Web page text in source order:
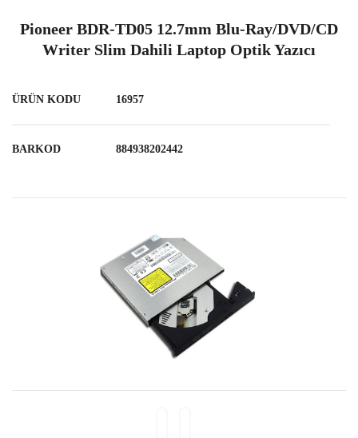
Pioneer BDR-TD05 12.7mm Blu-Ray/DVD/CD
Writer Slim Dahili Laptop Optik Yazıcı
ÜRÜN KODU 16957
BARKOD 884938202442